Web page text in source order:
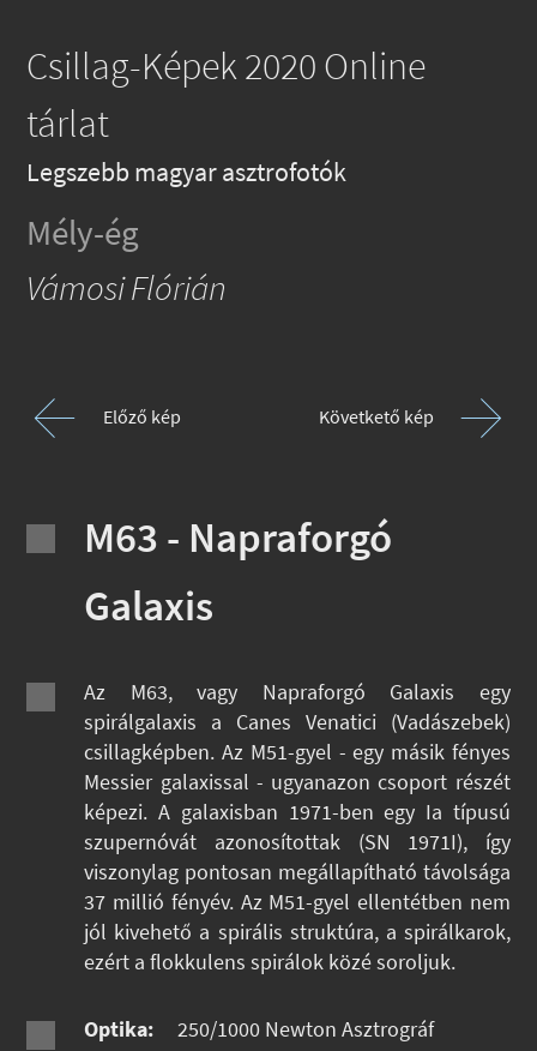
Csillag-Képek 2020 Online
tárlat
Legszebb magyar asztrofotók
Mély-ég
Vámosi Flórián
Előző kép Követkető kép
M63 - Napraforgó
Galaxis
Az M63, vagy Napraforgó Galaxis egy
spirálgalaxis a Canes Venatici (Vadászebek)
csillagképben. Az M51-gyel - egy másik fényes
Messier galaxissal - ugyanazon csoport részét
képezi. A galaxisban 1971-ben egy Ia típusú
szupernóvát azonosítottak (SN 1971I), így
viszonylag pontosan megállapítható távolsága
37 millió fényév. Az M51-gyel ellentétben nem
jól kivehető a spirális struktúra, a spirálkarok,
ezért a flokkulens spirálok közé soroljuk.
Optika:
250/1000 Newton Asztrográf